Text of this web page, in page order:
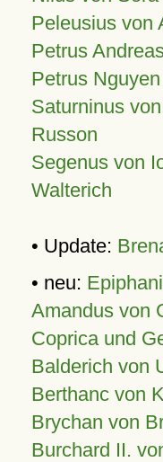
Peleusius von
Petrus
Petrus
Saturninus
Russon
Segenus von
Walterich
• Update:
• neu:
Amandus von
Coprica und
Balderich von
Berthanc von
Brychan von
Burchard II.